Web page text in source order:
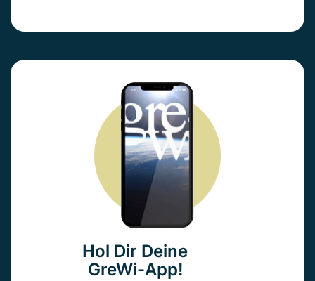
Hol Dir Deine
GreWi-App!